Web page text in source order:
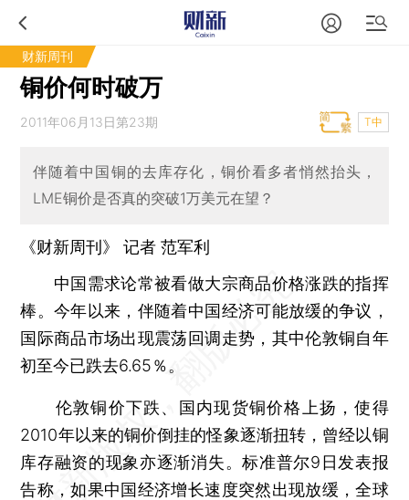
财新周刊
铜价何时破万
2011年06月13日第23期 T中
伴随着中国铜的去库存化，铜价看多者悄然抬头，
LME铜价是否真的突破1万美元在望？
《财新周刊》 记者 范军利
中国需求论常被看做大宗商品价格涨跌的指挥
棒。今年以来，伴随着中国经济可能放缓的争议，
国际商品市场出现震荡回调走势，其中伦敦铜自年
初至今已跌去6.65％。
伦敦铜价下跌、国内现货铜价格上扬，使得
2010年以来的铜价倒挂的怪象逐渐扭转，曾经以铜
库存融资的现象亦逐渐消失。标准普尔9日发表报
告称，如果中国经济增长速度突然出现放缓，全球